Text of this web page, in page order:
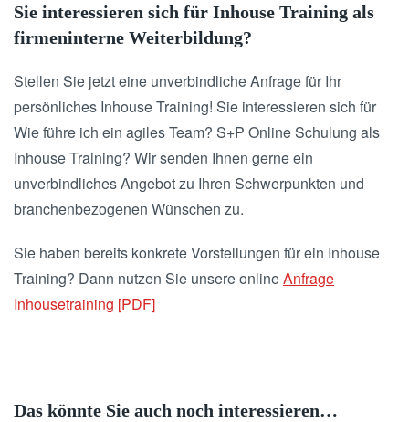
Sie interessieren sich für Inhouse Training als
firmeninterne Weiterbildung?
Stellen Sie jetzt eine unverbindliche Anfrage für Ihr
persönliches Inhouse Training! Sie interessieren sich für
Wie führe ich ein agiles Team? S+P Online Schulung als
Inhouse Training? Wir senden Ihnen gerne ein
unverbindliches Angebot zu Ihren Schwerpunkten und
branchenbezogenen Wünschen zu.
Sie haben bereits konkrete Vorstellungen für ein Inhouse
Training? Dann nutzen Sie unsere onlineAnfrage
Inhousetraining [PDF]
Das könnte Sie auch noch interessieren…